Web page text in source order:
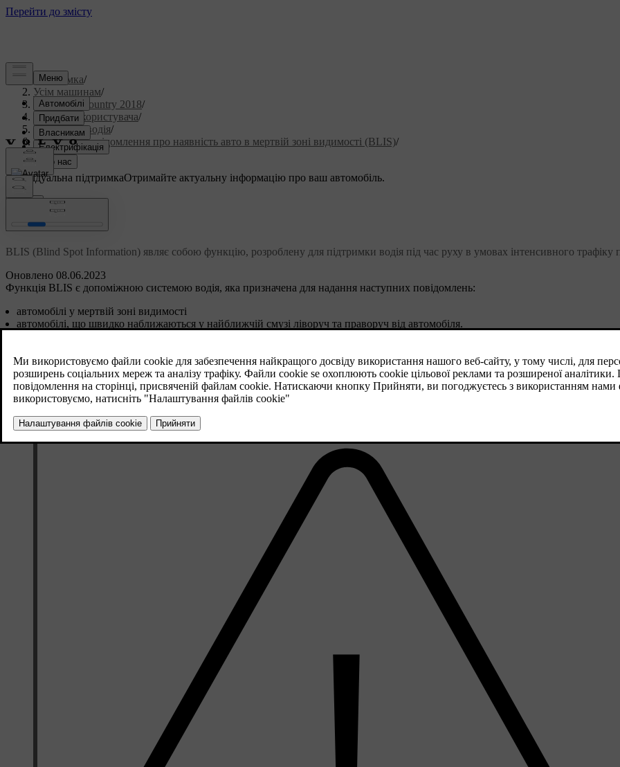
Підтримка/
Усім машинам/
S60 Cross Country 2018/
Посібник користувача/
Підтримка водія/
Система повідомлення про наявність авто в мертвій зоні видимості (BLIS)/
BLIS
Індивідуальна підтримкаОтримайте актуальну інформацію про ваш автомобіль.
Оновлено 08.06.2023
BLIS*
BLIS (Blind Spot Information) являє собою функцію, розроблену для підтримки водія під час руху в умовах інтенсивного
Функція BLIS є допоміжною системою водія, яка призначена для надання наступних повідомлень:
автомобілі у мертвій зоні видимості
автомобілі, що швидко наближаються у найближчій смузі ліворуч та праворуч від автомобіля.
транспорт, що рухається в поперечному напрямку, коли ваше авто рухається заднім ходом.